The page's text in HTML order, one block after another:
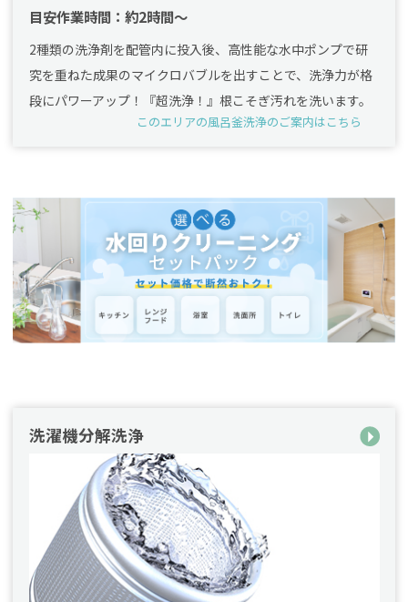
目安作業時間：約2時間～
2種類の洗浄剤を配管内に投入後、高性能な水中ポンプで研
究を重ねた成果のマイクロバブルを出すことで、洗浄力が格
段にパワーアップ！『超洗浄！』根こそぎ汚れを洗います。
このエリアの風呂釜洗浄のご案内はこちら
洗濯機分解洗浄